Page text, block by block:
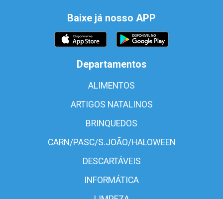
Baixe já nosso APP
Departamentos
ALIMENTOS
ARTIGOS NATALINOS
BRINQUEDOS
CARN/PASC/S.JOÃO/HALOWEEN
DESCARTÁVEIS
INFORMÁTICA